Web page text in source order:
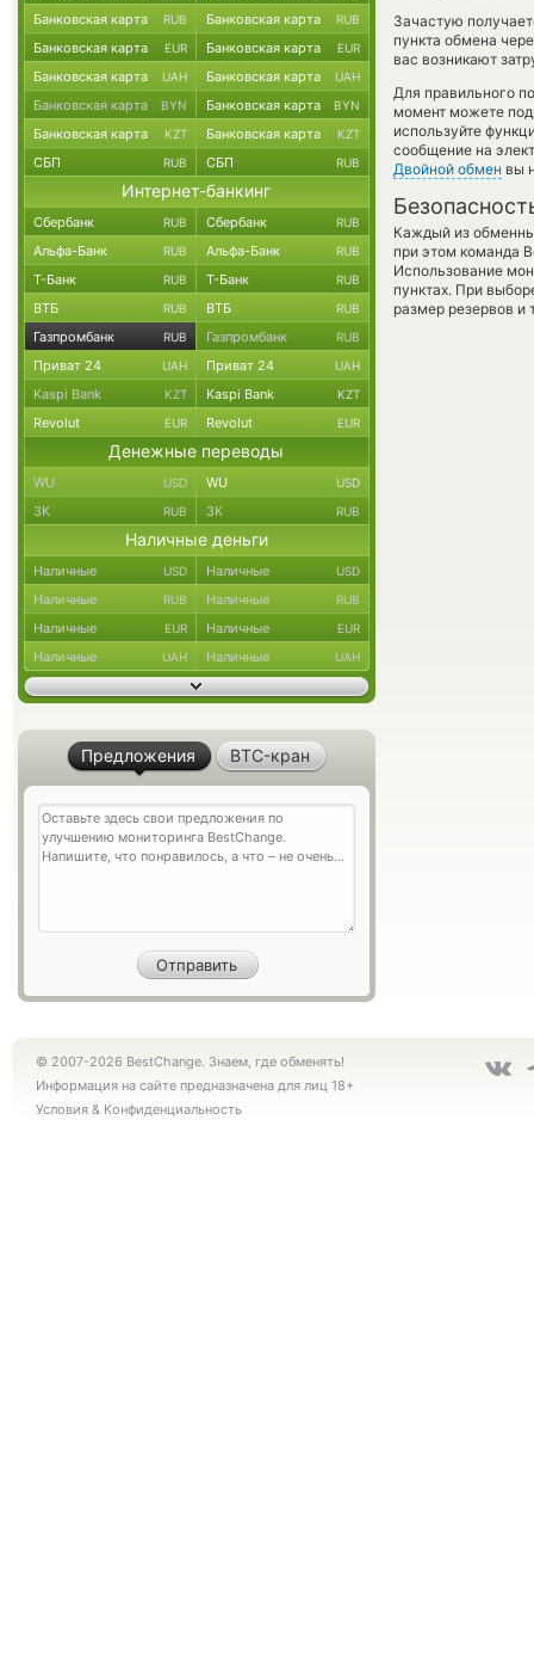
Зачастую
пункта обмена
вас возникают
Для правильного
момент можете
используйте
сообщение на
Двойной обмен вы
Каждый из
при этом команда
Использование
пунктах. При
размер резервов и
Банковская карта RUB Банковская карта RUB
Банковская карта EUR Банковская карта EUR
Банковская карта UAH Банковская карта UAH
Банковская карта BYN Банковская карта BYN
Банковская карта KZT Банковская карта KZT
СБП RUB СБП RUB
Интернет-банкинг
Сбербанк RUB Сбербанк RUB
Альфа-Банк RUB Альфа-Банк RUB
Т-Банк RUB Т-Банк RUB
ВТБ RUB ВТБ RUB
Газпромбанк RUB Газпромбанк RUB
Приват 24 UAH Приват 24 UAH
Kaspi Bank KZT Kaspi Bank KZT
Revolut EUR Revolut EUR
Денежные переводы
WU USD WU USD
ЗК RUB ЗК RUB
Наличные деньги
Наличные USD Наличные USD
Наличные RUB Наличные RUB
Наличные EUR Наличные EUR
Наличные UAH Наличные UAH
Предложения BTC-кран
© 2007-2026 BestChange. Знаем, где обменять!
Информация на сайте предназначена для лиц 18+
Условия & Конфиденциальность